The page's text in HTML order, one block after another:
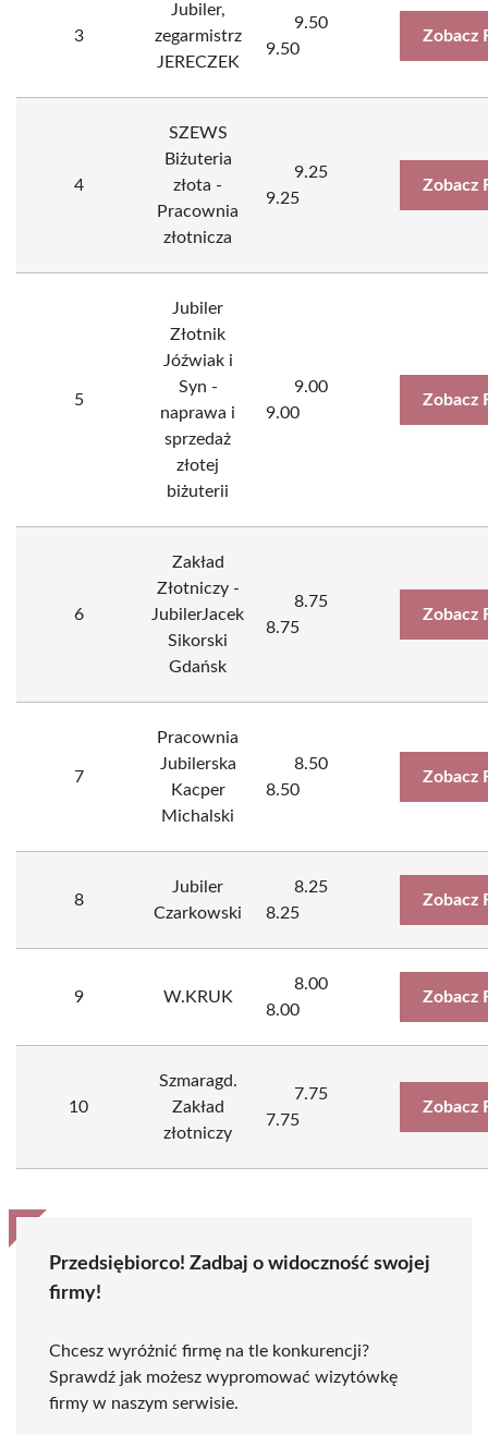
3
Jubiler,
zegarmistrz
JERECZEK
9.50
9.50
Zobacz
4
SZEWS
Biżuteria
złota -
Pracownia
złotnicza
9.25
9.25
Zobacz
5
Jubiler
Złotnik
Jóźwiak i
Syn -
naprawa i
sprzedaż
złotej
biżuterii
9.00
9.00
Zobacz
6
Zakład
Złotniczy -
JubilerJacek
Sikorski
Gdańsk
8.75
8.75
Zobacz
7
Pracownia
Jubilerska
Kacper
Michalski
8.50
8.50
Zobacz
8
Jubiler
Czarkowski
8.25
8.25
Zobacz
9 W.KRUK
8.00
8.00
Zobacz
10
Szmaragd.
Zakład
złotniczy
7.75
7.75
Zobacz
Przedsiębiorco! Zadbaj o widoczność swojej
firmy!
Chcesz wyróżnić firmę na tle konkurencji?
Sprawdź jak możesz wypromować wizytówkę
firmy w naszym serwisie.